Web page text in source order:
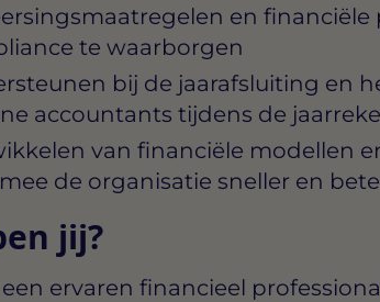
en financiële
te waarborgen
bij de jaarafsluiting en
accountants tijdens de
van financiële modellen
de organisatie sneller en
jij?
ervaren financieel